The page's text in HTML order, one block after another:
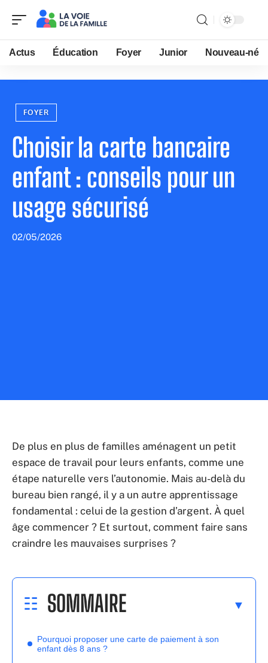
Actus Éducation Foyer Junior Nouveau-né
FOYER
Choisir la carte bancaire
enfant : conseils pour un
usage sécurisé
02/05/2026
De plus en plus de familles aménagent un petit
espace de travail pour leurs enfants, comme une
étape naturelle vers l’autonomie. Mais au-delà du
bureau bien rangé, il y a un autre apprentissage
fondamental : celui de la gestion d’argent. À quel
âge commencer ? Et surtout, comment faire sans
craindre les mauvaises surprises ?
SOMMAIRE
Pourquoi proposer une carte de paiement à son
enfant dès 8 ans ?